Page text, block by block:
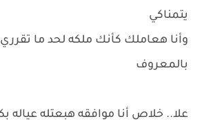
يتمناكي
وأنا هعاملك كأنك ملكه لحد ما
بالمعروف
علا.. خلاص أنا موافقه هبعتله